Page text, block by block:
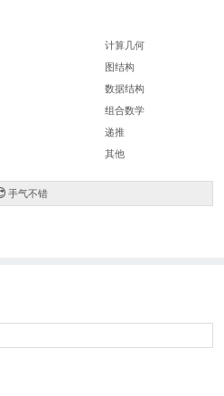
计算几何
图结构
数据结构
组合数学
递推
其他
手气不错